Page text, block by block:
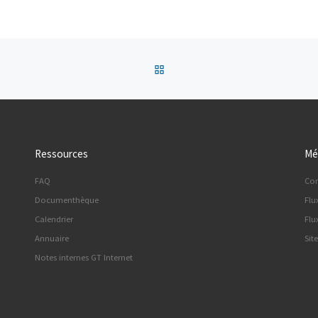
Ressources
FAQ
Documenthèque
Calendrier
Annuaire
Notes internes GT Internet